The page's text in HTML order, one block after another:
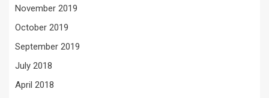
November 2019
October 2019
September 2019
July 2018
April 2018